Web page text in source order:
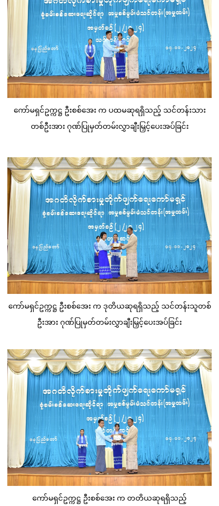
ကော်မရှင်ဥက္ကဋ္ဌ ဦးစစ်အေး က ပထမဆုရရှိသည့် သင်တန်းသား
တစ်ဦးအား ဂုဏ်ပြုမှတ်တမ်းလွှာချီးမြှင့်ပေးအပ်ခြင်း
ကော်မရှင်ဥက္ကဋ္ဌ ဦးစစ်အေး က ဒုတိယဆုရရှိသည့် သင်တန်းသူတစ်
ဦးအား ဂုဏ်ပြုမှတ်တမ်းလွှာချီးမြှင့်ပေးအပ်ခြင်း
ကော်မရှင်ဥက္ကဋ္ဌ ဦးစစ်အေး က တတိယဆုရရှိသည့်